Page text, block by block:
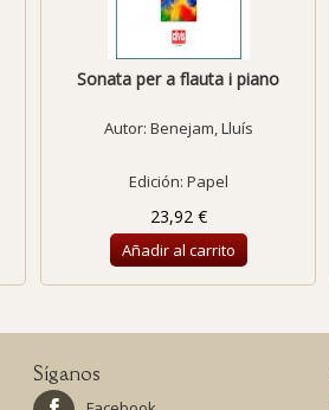
Sonata per a flauta i piano
Autor: Benejam, Lluís
Edición: Papel
23,92 €
Añadir al carrito
Síganos